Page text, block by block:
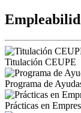
Titulación CEUPE
Programa de
Prácticas en